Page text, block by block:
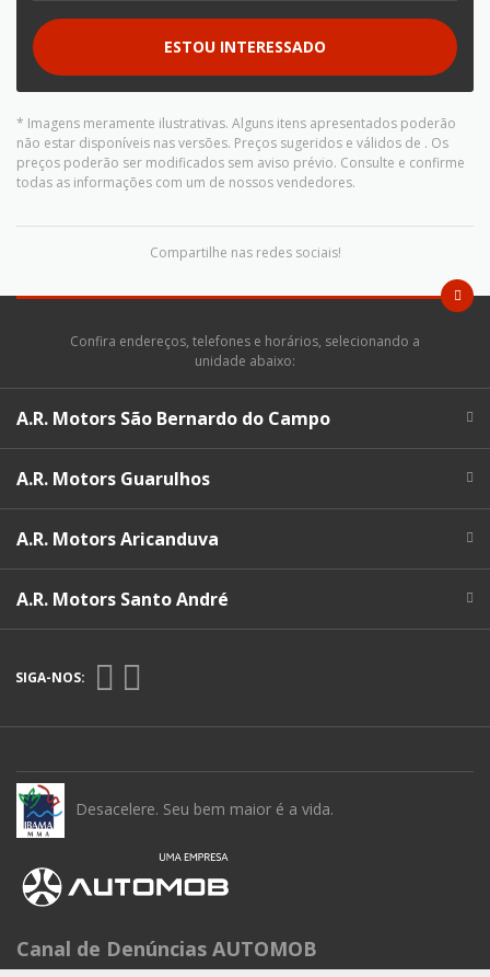
ESTOU INTERESSADO
* Imagens meramente ilustrativas. Alguns itens apresentados poderão
não estar disponíveis nas versões. Preços sugeridos e válidos de . Os
preços poderão ser modificados sem aviso prévio. Consulte e confirme
todas as informações com um de nossos vendedores.
Compartilhe nas redes sociais!
Confira endereços, telefones e horários, selecionando a
unidade abaixo:
A.R. Motors São Bernardo do Campo
A.R. Motors Guarulhos
A.R. Motors Aricanduva
A.R. Motors Santo André
SIGA-NOS:
Desacelere. Seu bem maior é a vida.
Canal de Denúncias AUTOMOB